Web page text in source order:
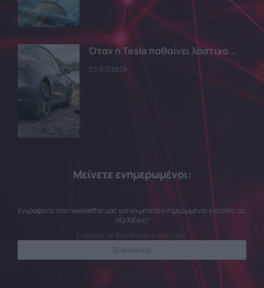
Όταν η Tesla παθαίνει λάστιχο…
27/07/2026
Μείνετε ενημερωμένοι:
Εγγραφείτε στο newsletter μας για να μένετε ενημερωμένοι για όλες τις
εξελίξεις!
Εισάγετε τη διεύθυνση e-mail σας: